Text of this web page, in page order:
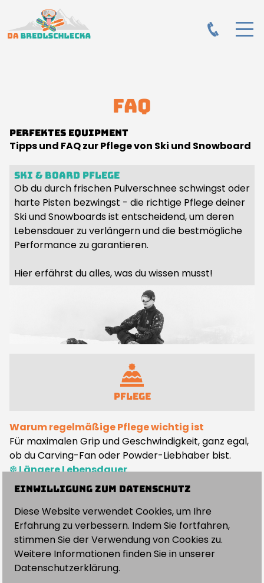
FAQ
Perfektes Equipment
Tipps und FAQ zur Pflege von Ski und Snowboard
Ski & Board Pflege
Ob du durch frischen Pulverschnee schwingst oder
harte Pisten bezwingst - die richtige Pflege deiner
Ski und Snowboards ist entscheidend, um deren
Lebensdauer zu verlängern und die bestmögliche
Performance zu garantieren.
Hier erfährst du alles, was du wissen musst!
Pflege
Warum regelmäßige Pflege wichtig ist
Für maximalen Grip und Geschwindigkeit, ganz egal,
ob du Carving-Fan oder Powder-Liebhaber bist.
Längere Lebensdauer
Gepflegte Beläge und Kanten halten länger und sind
Optimale Performance
Ein gut gewachster Belag sorgt für besseren
Gleitkomfort und Kontrolle. Scharfe Kanten
verbessern den Halt auf eisigen Pisten.
Weniger Reparaturen
DA BREDLSCHLECKA
ÜBER MICH
SERVICES
DEPOT
PREISE
Einwilligung zum Datenschutz
Diese Website verwendet Cookies, um Ihre
Erfahrung zu verbessern. Indem Sie fortfahren,
stimmen Sie der Verwendung von Cookies zu.
Weitere Informationen finden Sie in unserer
Datenschutzerklärung.